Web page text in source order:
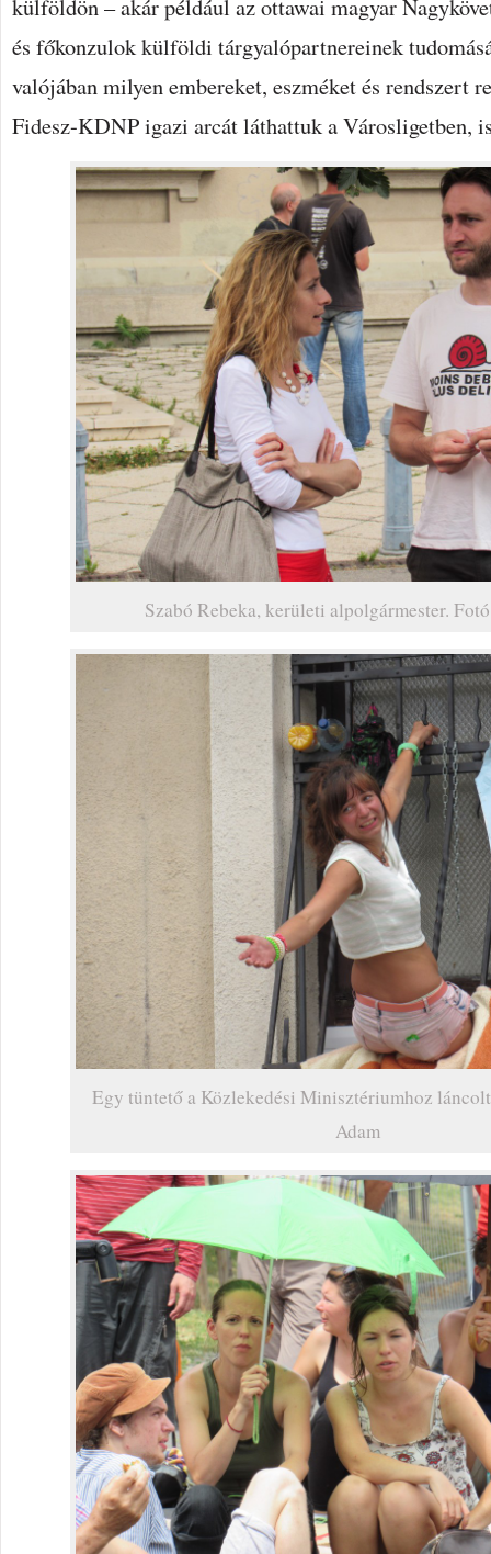
külföldön – akár például az ottawai magyar
és főkonzulok külföldi tárgyalópartnereinek
valójában milyen embereket, eszméket és rendszert
Fidesz-KDNP igazi arcát láthattuk a Városligetben,
Szabó Rebeka, kerületi alpolgármester.
Egy tüntető a Közlekedési Minisztériumhoz
Adam